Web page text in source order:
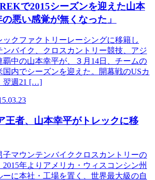
で2015シーズンを迎えた山本
悪い感覚が無くなった」
ックファクトリーレーシングに移籍し
ンバイク、クロスカントリー競技、アジ
覇中の山本幸平が、３月14日、チームの
国内でシーズンを迎えた。開幕戦のUSカ
翌週21 […]
王者、山本幸平がトレックに移
子マウンテンバイククロスカントリーの
2015年よりアメリカ・ウィスコンシン州
ーに本社・工場を置く、世界最大級の自